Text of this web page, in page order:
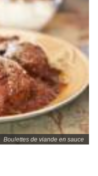
Boulettes de viande en sauce